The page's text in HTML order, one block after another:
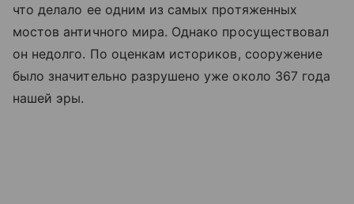
что делало ее одним из самых протяженных
мостов античного мира. Однако просуществовал
он недолго. По оценкам историков, сооружение
было значительно разрушено уже около 367 года
нашей эры.